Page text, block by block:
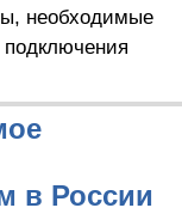
необходимые
в России